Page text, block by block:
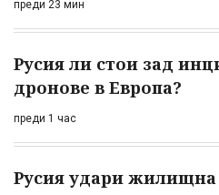
преди 23 мин
Русия ли стои зад
дронове в Европа?
преди 1 час
Русия удари жилищна